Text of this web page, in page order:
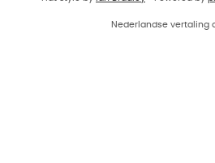
Nederlandse vertaling